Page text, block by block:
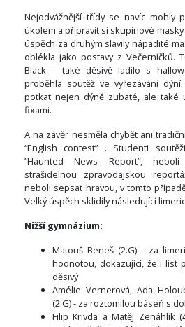
Nejodvážnější třídy se navíc mohly
úkolem a připravit si skupinové
úspěch za druhým slavily nápadité
oblékla jako postavy z Večerníčků.
Black – také děsivě ladilo s
proběhla soutěž ve vyřezávání
potkat nejen dýně zubaté, ale také
fixami.
A na závěr nesměla chybět ani
“English contest” . Studenti
”Haunted News Report”,
strašidelnou zpravodajskou
neboli sepsat hravou, v tomto
Velký úspěch sklidily následující
Nižší gymnázium:
Matouš Beneš (2.G) – za
hodnotou, dokazující, že i list
děsivý
Amélie Vernerová, Ada
(2.G) - za roztomilou báseň s
Filip Krivda a Matěj Zenáhlík